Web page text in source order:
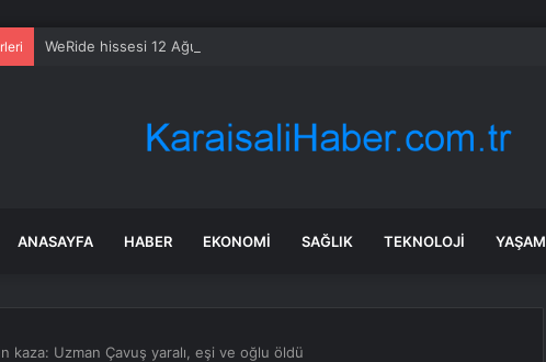
WeRide hissesi 12 Ağustos’taki kazanç raporuyla %10 hareket edebilir
ANASAYFA HABER EKONOMI SAĞLIK TEKNOLOJI YAŞAM
kaza: Uzman Çavuş yaralı, eşi ve oğlu öldü